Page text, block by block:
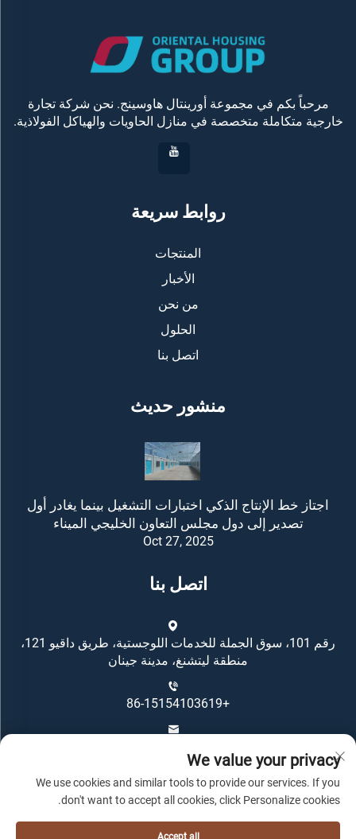
مرحباً بكم في مجموعة أورينتال هاوسينج. نحن شركة تجارة
خارجية متكاملة متخصصة في منازل الحاويات والهياكل الفولاذية.
روابط سريعة
المنتجات
الأخبار
من نحن
الحلول
اتصل بنا
منشور حديث
اجتاز خط الإنتاج الذكي اختبارات التشغيل بينما يغادر أول
تصدير إلى دول مجلس التعاون الخليجي الميناء
Oct 27, 2025
اتصل بنا
رقم 101، سوق الجملة للخدمات اللوجستية، طريق داقيو 121،
منطقة ليتشنغ، مدينة جينان
+86-15154103619
We value your privacy
We use cookies and similar tools to provide our services. If you
don't want to accept all cookies, click Personalize cookies.
Accept all